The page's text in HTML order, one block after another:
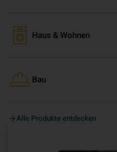
Haus & Wohnen
Bau
Alle Produkte entdecken